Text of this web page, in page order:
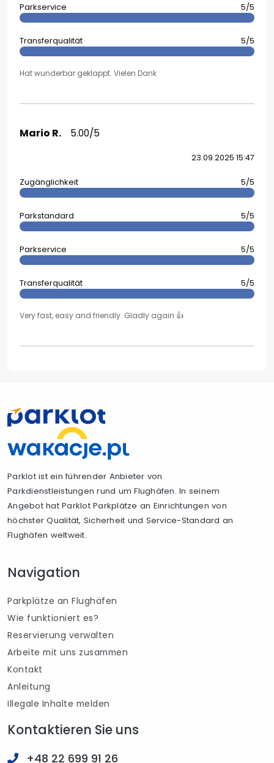
Parkservice 5/5
Transferqualität 5/5
Hat wunderbar geklappt. Vielen Dank
Mario R. 5.00/5
23.09.2025 15:47
Zugänglichkeit 5/5
Parkstandard 5/5
Parkservice 5/5
Transferqualität 5/5
Very fast, easy and friendly. Gladly again 👍
Parklot ist ein führender Anbieter von
Parkdienstleistungen rund um Flughäfen. In seinem
Angebot hat Parklot Parkplätze an Einrichtungen von
höchster Qualität, Sicherheit und Service-Standard an
Flughäfen weltweit.
Navigation
Parkplätze an Flughäfen
Wie funktioniert es?
Reservierung verwalten
Arbeite mit uns zusammen
Kontakt
Anleitung
Illegale Inhalte melden
Kontaktieren Sie uns
+48 22 699 91 26